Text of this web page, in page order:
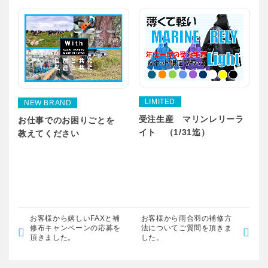
NEW BRAND
お仕事でのお困りごとを
教えてください
LIMITED
受注生産 マリンレリーラ
イト （1/31迄）
お客様から嬉しいFAXと補
修布キャンペーンの応募を
頂きました。
お客様から雨合羽の補修方
法についてご質問を頂きま
した。